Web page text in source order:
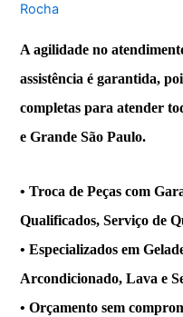
Rocha
A agilidade no
assistência é garantida,
completas para atender
e Grande São Paulo.
• Troca de Peças com
Qualificados, Serviço de
• Especializados em
Arcondicionado, Lava e
• Orçamento sem